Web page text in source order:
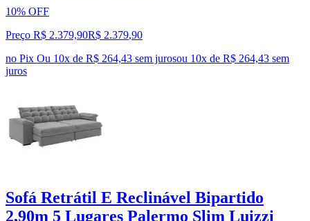
10% OFF
Preço R$ 2.379,90R$ 2.379,90
no Pix Ou 10x de R$ 264,43 sem jurosou 10x de R$ 264,43 sem
juros
Sofá Retrátil E Reclinável Bipartido
2,90m 5 Lugares Palermo Slim Luizzi